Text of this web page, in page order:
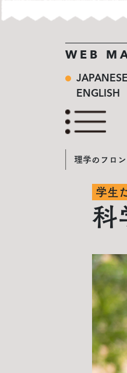
WEB
JAPANESE
ENGLISH
理学のフロン
学生
科